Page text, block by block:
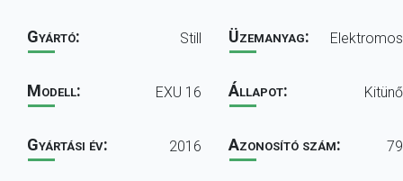
Gyártó: Still
Modell: EXU 16
Gyártási év: 2016
Üzemanyag: Elektromos
Állapot: Kitünő
Azonosító szám: 79